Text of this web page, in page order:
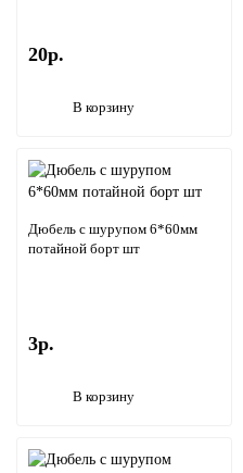
20р.
В корзину
Дюбель с шурупом 6*60мм
потайной борт шт
3р.
В корзину